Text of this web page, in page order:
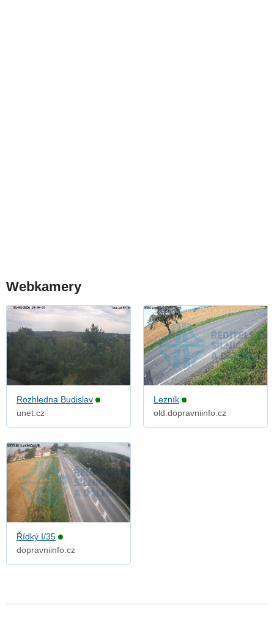
Webkamery
Rozhledna Budislav
unet.cz
Lezník
old.dopravniinfo.cz
Řídký I/35
dopravniinfo.cz